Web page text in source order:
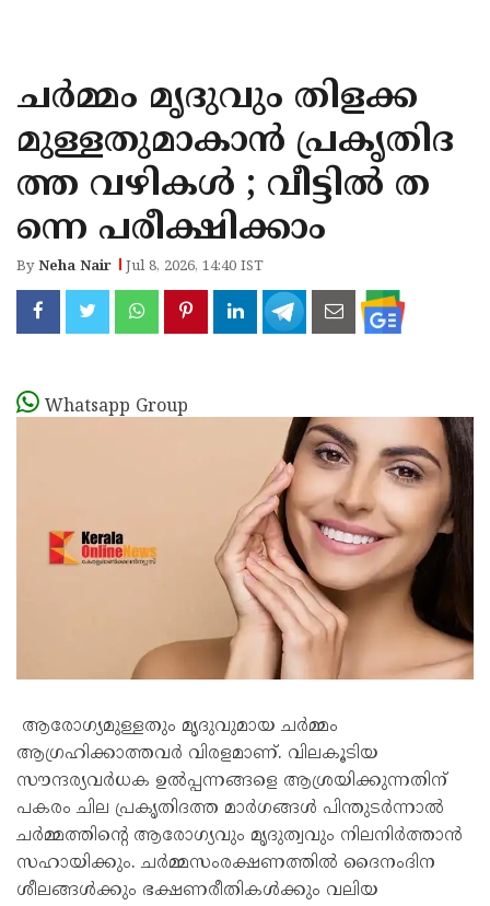
KANNUR
KASARAGOD
ചർമ്മം മൃദുവും തിളക്ക
മുള്ളതുമാകാൻ പ്രകൃതിദ
ത്ത വഴികൾ ; വീട്ടിൽ ത
ന്നെ പരീക്ഷിക്കാം
ByNeha Nair Jul 8, 2026, 14:40 IST
Whatsapp Group
ആരോഗ്യമുള്ളതും മൃദുവുമായ ചർമ്മം
ആഗ്രഹിക്കാത്തവർ വിരളമാണ്. വിലകൂടിയ
സൗന്ദര്യവർധക ഉൽപ്പന്നങ്ങളെ ആശ്രയിക്കുന്നതിന്
പകരം ചില പ്രകൃതിദത്ത മാർഗങ്ങൾ പിന്തുടർന്നാൽ
ചർമ്മത്തിന്റെ ആരോഗ്യവും മൃദുത്വവും നിലനിർത്താൻ
സഹായിക്കും. ചർമ്മസംരക്ഷണത്തിൽ ദൈനംദിന
ശീലങ്ങൾക്കും ഭക്ഷണരീതികൾക്കും വലിയ